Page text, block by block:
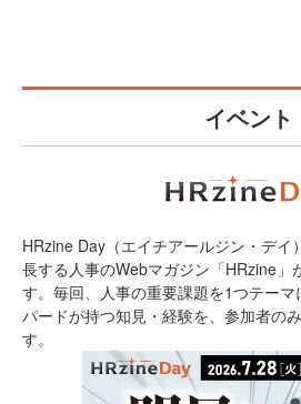
イベント
HRzine Day（エイチアールジン・デイ
長する人事のWebマガジン「HRzine」
す。毎回、人事の重要課題を1つテー
パードが持つ知見・経験を、参加者の
す。